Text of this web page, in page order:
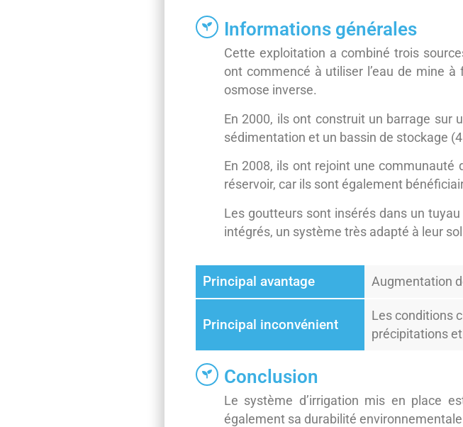
Informations générales
Cette exploitation a combiné trois
ont commencé à utiliser l’eau de mine
osmose inverse.
En 2000, ils ont construit un barrage sur
sédimentation et un bassin de stockage
En 2008, ils ont rejoint une communauté
réservoir, car ils sont également
Les goutteurs sont insérés dans un
intégrés, un système très adapté à leur
Principal avantage Augmentation
Principal inconvénient
Les conditions
précipitations
Conclusion
Le système d’irrigation mis en place
également sa durabilité